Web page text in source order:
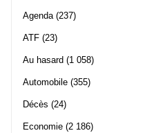
Agenda(237)
ATF (23)
Au hasard (1 058)
Automobile (355)
Décès (24)
Economie (2 186)